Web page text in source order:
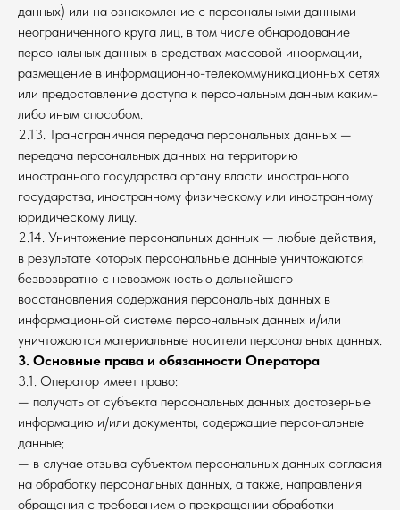
данных) или на ознакомление с персональными данными
неограниченного круга лиц, в том числе обнародование
персональных данных в средствах массовой информации,
размещение в информационно-телекоммуникационных сетях
или предоставление доступа к персональным данным каким-
либо иным способом.
2.13. Трансграничная передача персональных данных —
передача персональных данных на территорию
иностранного государства органу власти иностранного
государства, иностранному физическому или иностранному
юридическому лицу.
2.14. Уничтожение персональных данных — любые действия,
в результате которых персональные данные уничтожаются
безвозвратно с невозможностью дальнейшего
восстановления содержания персональных данных в
информационной системе персональных данных и/или
уничтожаются материальные носители персональных данных.
3. Основные права и обязанности Оператора
3.1. Оператор имеет право:
— получать от субъекта персональных данных достоверные
информацию и/или документы, содержащие персональные
данные;
— в случае отзыва субъектом персональных данных согласия
на обработку персональных данных, а также, направления
обращения с требованием о прекращении обработки